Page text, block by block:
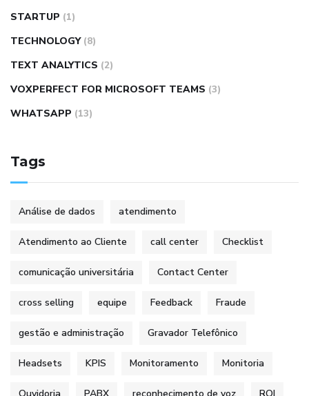
STARTUP (1)
TECHNOLOGY (8)
TEXT ANALYTICS (2)
VOXPERFECT FOR MICROSOFT TEAMS (3)
WHATSAPP (13)
Tags
Análise de dados atendimento
Atendimento ao Cliente call center Checklist
comunicação universitária Contact Center
cross selling equipe Feedback Fraude
gestão e administração Gravador Telefônico
Headsets KPIS Monitoramento Monitoria
Ouvidoria PABX reconhecimento de voz ROI